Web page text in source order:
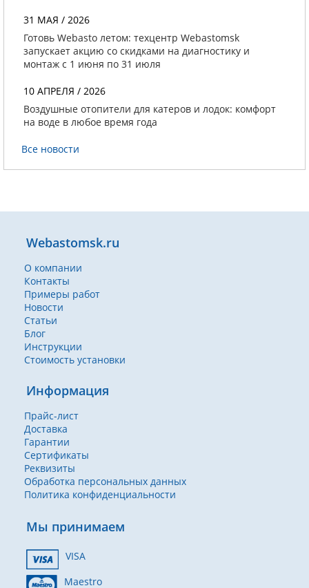
31 МАЯ / 2026
Готовь Webasto летом: техцентр Webastomsk
запускает акцию со скидками на диагностику и
монтаж с 1 июня по 31 июля
10 АПРЕЛЯ / 2026
Воздушные отопители для катеров и лодок: комфорт
на воде в любое время года
Все новости
Webastomsk.ru
О компании
Контакты
Примеры работ
Новости
Статьи
Блог
Инструкции
Стоимость установки
Информация
Прайс-лист
Доставка
Гарантии
Сертификаты
Реквизиты
Обработка персональных данных
Политика конфиденциальности
Мы принимаем
VISA
Maestro